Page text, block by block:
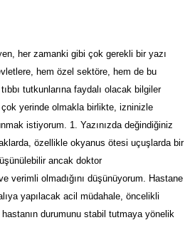
her zamanki gibi çok gerekli bir yazı
hem özel sektöre, hem de bu
tutkunlarına faydalı olacak bilgiler
yerinde olmakla birlikte, izninizle
istiyorum. 1. Yazınızda değindiğiniz
özellikle okyanus ötesi uçuşlarda bir
ancak doktor
verimli olmadığını düşünüyorum. Hastane
yapılacak acil müdahale, öncelikli
durumunu stabil tutmaya yönelik